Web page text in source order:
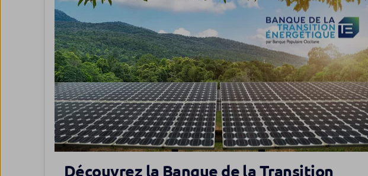
Découvrez la Banque de la Transition